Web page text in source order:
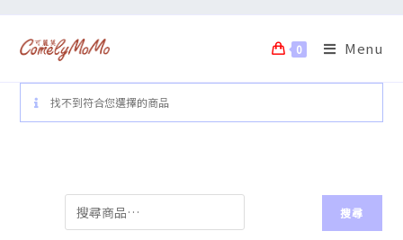
0 Menu
找不到符合您選擇的商品
搜尋